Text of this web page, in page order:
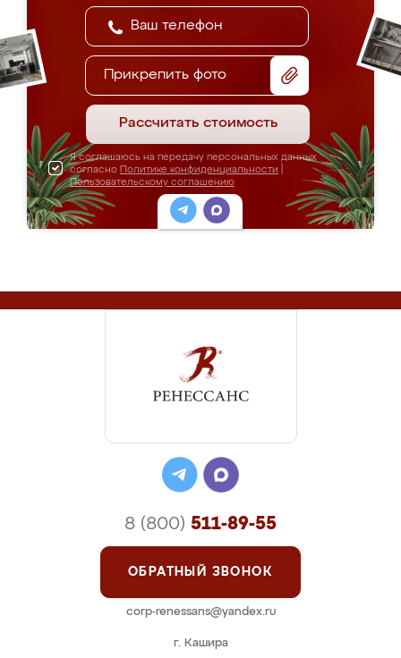
Прикрепить фото
Рассчитать стоимость
Я соглашаюсь на передачу персональных данных
согласно Политике конфиденциальности
Пользовательскому соглашению
г. Кашира
8 (800) 511-89-55
ОБРАТНЫЙ ЗВОНОК
corp-renessans@yandex.ru